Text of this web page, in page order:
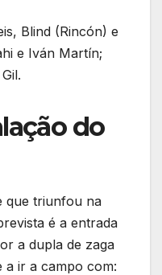
Blind (Rincón) e
e Iván Martín;
do
que triunfou na
é a entrada
a dupla de zaga
a ir a campo com: